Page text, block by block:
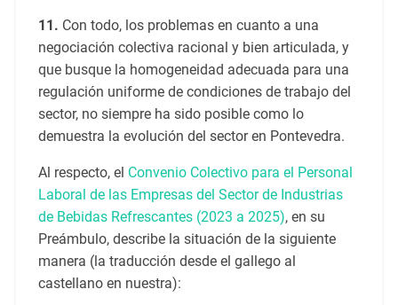
11. Con todo, los problemas en cuanto a una
negociación colectiva racional y bien articulada, y
que busque la homogeneidad adecuada para una
regulación uniforme de condiciones de trabajo del
sector, no siempre ha sido posible como lo
demuestra la evolución del sector en Pontevedra.
Al respecto, el Convenio Colectivo para el Personal
Laboral de las Empresas del Sector de Industrias
de Bebidas Refrescantes (2023 a 2025), en su
Preámbulo, describe la situación de la siguiente
manera (la traducción desde el gallego al
castellano en nuestra):